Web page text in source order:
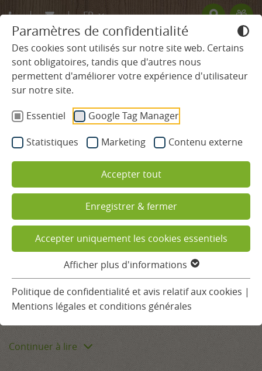
Paramètres de confidentialité
Des cookies sont utilisés sur notre site web. Certains
sont obligatoires, tandis que d'autres nous
permettent d'améliorer votre expérience d'utilisateur
sur notre site.
Essentiel
Google Tag Manager
Statistiques Marketing Contenu externe
Accepter tout
Enregistrer & fermer
Accepter uniquement les cookies essentiels
Afficher plus d'informations
Politique de confidentialité et avis relatif aux cookies |
Mentions légales et conditions générales
FR
DE
EN
HÔTEL
CHAMBRES & TARIFS
BIEN-ÊTRE ET SPA
Pension privilège
École de cuisine
Calendrier gastronomique
Réserver une table
RÉGION ET ACTIVITÉS
Hôtel et restaurant
gastronomique dans la Forêt-
Noire
Ludinmühle, un hôtel pour bien
manger et savourer
Continuer à lire